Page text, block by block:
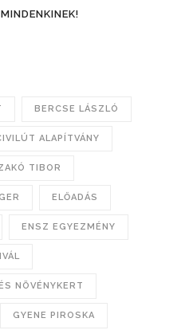
BERCSE LÁSZLÓ
ALAPÍTVÁNY
TIBOR
ELŐADÁS
ENSZ EGYEZMÉNY
NÖVÉNYKERT
GYENE PIROSKA